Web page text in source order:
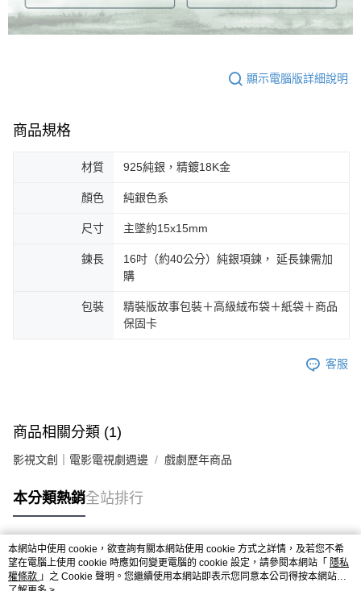
顯示電腦版詳細說明
商品規格
材質 925純銀，精鍍18K金
顏色 純銀色系
尺寸 主墜約15x15mm
鍊長
16吋（約40公分）純銀項鍊， 延長鍊需加
購
包裝
精裝版故事包裝＋高級絨布袋＋紙袋＋商品
保固卡
客服
商品相關分類 (1)
影視文創｜電影電視劇週邊 戲劇歷年商品
本分類熱銷全站排行
熱門標籤
本網站中使用 cookie，欲查詢有關本網站使用 cookie 方式之詳情，及若您不希
望在電腦上使用 cookie 時應如何變更電腦的 cookie 設定，請參閱本網站「 隱私
權條款 」之 Cookie 聲明。您繼續使用本網站即表示您同意本公司得按本網站使